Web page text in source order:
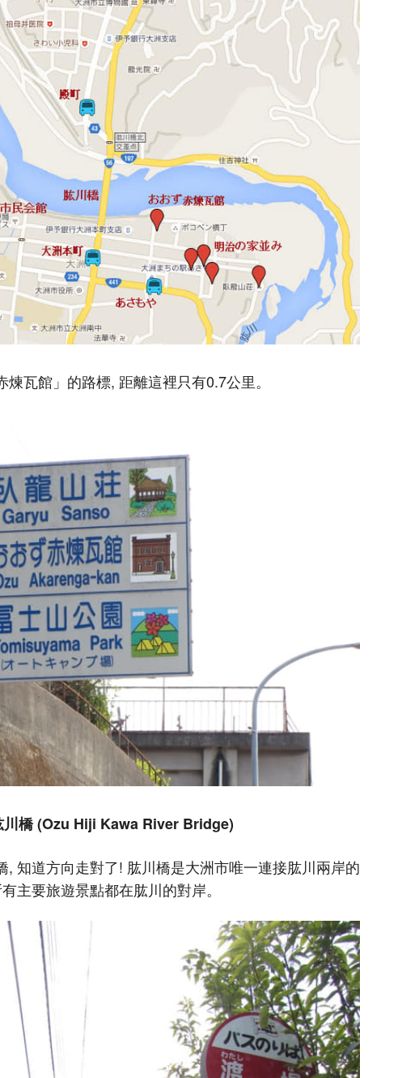
瓦館」的路標, 距離這裡只有0.7公里。
川橋 (Ozu Hiji Kawa River Bridge)
, 知道方向走對了! 肱川橋是大洲市唯一連接肱川兩岸的
主要旅遊景點都在肱川的對岸。